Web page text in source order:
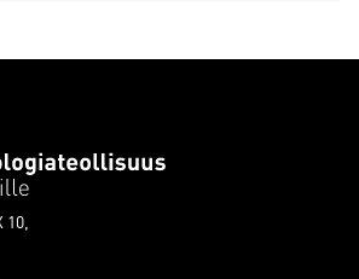
10,